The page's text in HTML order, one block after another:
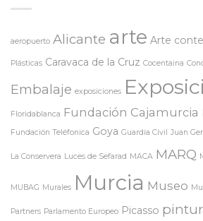
aeropuerto Alicante arte Arte
Plásticas Caravaca de la Cruz Cocentaina
Embalaje exposiciones
Floridablanca Fundación Cajamurcia
Fundación Teléfonica Goya Guardia Civil Juan
La Conservera Luces de Sefarad MACA MARQ
MUBAG Murales Murcia Museo
Partners Parlamento Europeo Picasso